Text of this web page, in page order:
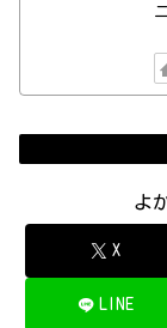
よ
X
LINE